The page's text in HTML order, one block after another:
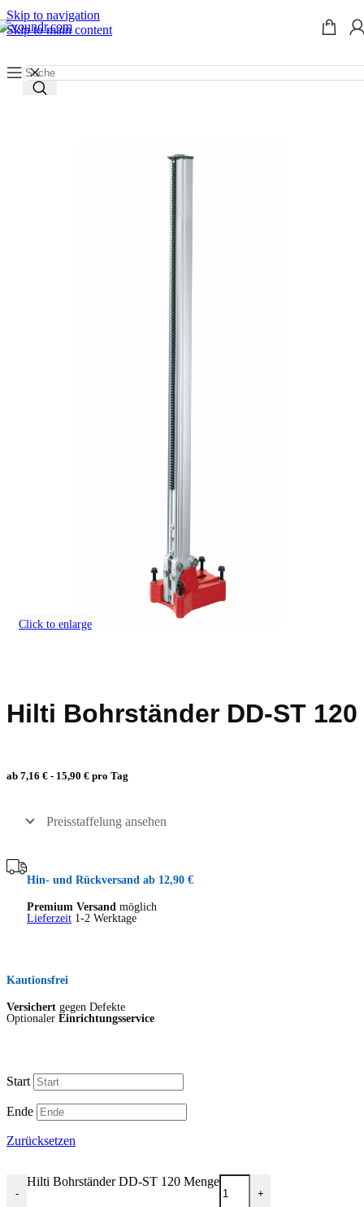
Skip to navigation
Skip to main content
Start/ Werkzeug mieten/ Kernbohrgeräte/ Zubehör Kernbohren
Click to enlarge
Hilti Bohrständer DD-ST 120
ab 7,16 € - 15,90 € pro Tag
Preisstaffelung ansehen
Hin- und Rückversand ab 12,90 €
Premium Versand möglich
Lieferzeit 1-2 Werktage
Kautionsfrei
Versichert gegen Defekte
Optionaler Einrichtungsservice
Start
Ende
Zurücksetzen
-
Hilti Bohrständer DD-ST 120 Menge
+